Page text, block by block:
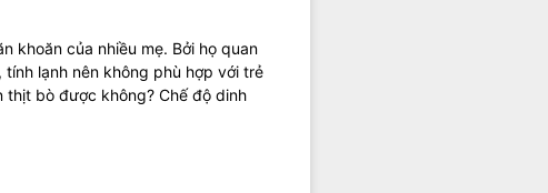
khoăn của nhiều mẹ. Bởi họ quan
lạnh nên không phù hợp với trẻ
thịt bò được không? Chế độ dinh